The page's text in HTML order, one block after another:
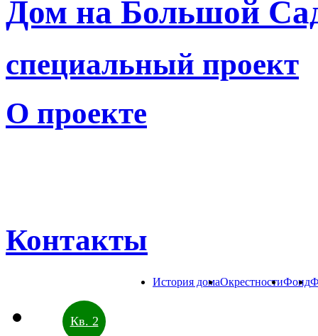
Дом на Большой
специальный проект
О проекте
Контакты
История домаОкрестностиФонд
Кв. 2